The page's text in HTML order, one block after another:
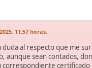
11:57 horas.
duda al respecto que me
aunque sean contados,
correspondiente